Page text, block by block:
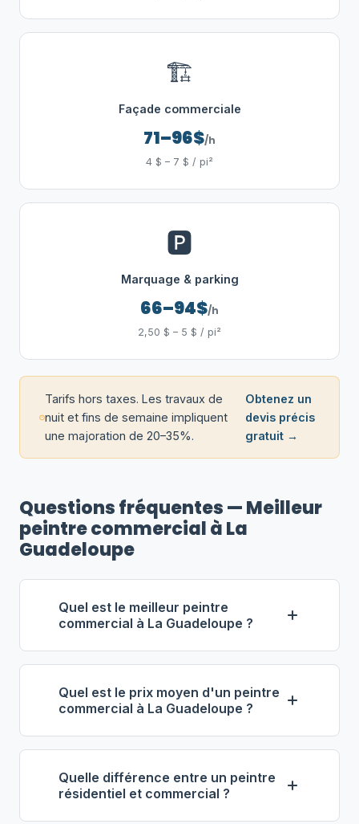
🏗️
Façade commerciale
71–96$/h
4 $ – 7 $ / pi²
🅿️
Marquage & parking
66–94$/h
2,50 $ – 5 $ / pi²
Tarifs hors taxes. Les travaux de
nuit et fins de semaine impliquent
une majoration de 20–35%.
Obtenez un
devis précis
gratuit →
Questions fréquentes — Meilleur
peintre commercial à La
Guadeloupe
Quel est le meilleur peintre
commercial à La Guadeloupe ?
Selon notre classement,Services
Industriels Lefebvre
(propriétaire :
Francine Lefebvre) se distingue comme
La Guadeloupe. Note : 4.9/5 (50 avis),
25 ans d'expérience, équipe de 11
employés.
Quel est le prix moyen d'un peintre
commercial à La Guadeloupe ?
À La Guadeloupe, les entrepreneurs en
peinture commerciale facturent entre
61 $ et 86 $ de l'heure. Pour 1 000
Quelle différence entre un peintre
résidentiel et commercial ?